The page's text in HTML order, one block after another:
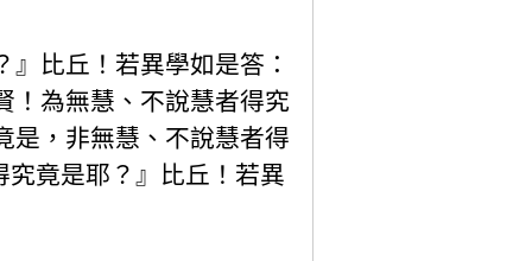
比丘！若異學如是答：
！為無慧、不說慧者得究
是，非無慧、不說慧者得
竟是耶？』比丘！若異